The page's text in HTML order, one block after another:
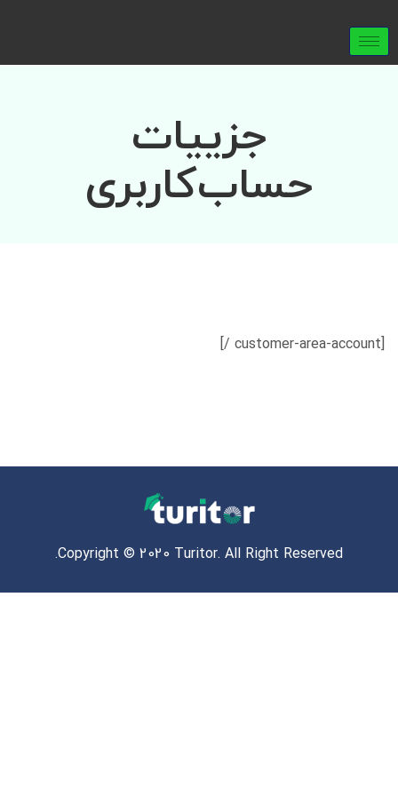
جزییات
حساب‌کاربری
[customer-area-account /]
Copyright © 2020 Turitor. All Right Reserved.